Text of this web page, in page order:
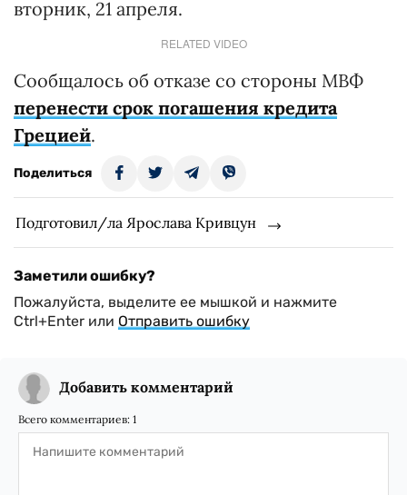
вторник, 21 апреля.
RELATED VIDEO
Сообщалось об отказе со стороны МВФ
перенести срок погашения кредита
Грецией.
Поделиться
Подготовил/ла Ярослава Кривцун
Заметили ошибку?
Пожалуйста, выделите ее мышкой и нажмите
Ctrl+Enter или Отправить ошибку
Добавить комментарий
Всего комментариев: 1